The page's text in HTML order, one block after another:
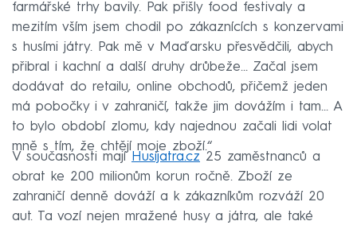
farmářské trhy bavily. Pak přišly food festivaly a
mezitím vším jsem chodil po zákaznících s konzervami
s husími játry. Pak mě v Maďarsku přesvědčili, abych
přibral i kachní a další druhy drůbeže… Začal jsem
dodávat do retailu, online obchodů, přičemž jeden
má pobočky i v zahraničí, takže jim dovážím i tam… A
to bylo období zlomu, kdy najednou začali lidi volat
mně s tím, že chtějí moje zboží.“
V současnosti mají Husijatra.cz 25 zaměstnanců a
obrat ke 200 milionům korun ročně. Zboží ze
zahraničí denně dováží a k zákazníkům rozváží 20
aut. Ta vozí nejen mražené husy a játra, ale také